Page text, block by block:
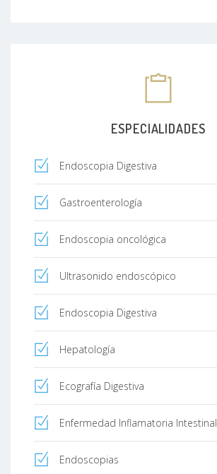
ESPECIALIDADES
Endoscopia Digestiva
Gastroenterología
Endoscopia oncológica
Ultrasonido endoscópico
Endoscopia Digestiva
Hepatología
Ecografía Digestiva
Enfermedad Inflamatoria Intestinal
Endoscopias